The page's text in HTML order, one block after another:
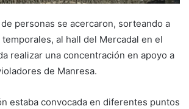
personas se acercaron, sorteando a
al hall del Mercadal en el
realizar una concentración en apoyo a
de Manresa.
estaba convocada en diferentes puntos